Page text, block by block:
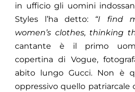
in ufficio gli uomini
Styles l’ha detto: “I find
women’s clothes, thinking
cantante è il primo
copertina di Vogue,
abito lungo Gucci. Non è
oppressivo quello